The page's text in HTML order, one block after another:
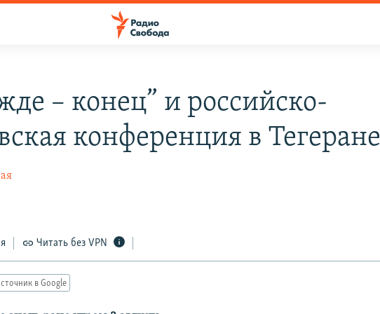
– конец” и российско-
конференция в Тегеране
Читать без VPN
в Google